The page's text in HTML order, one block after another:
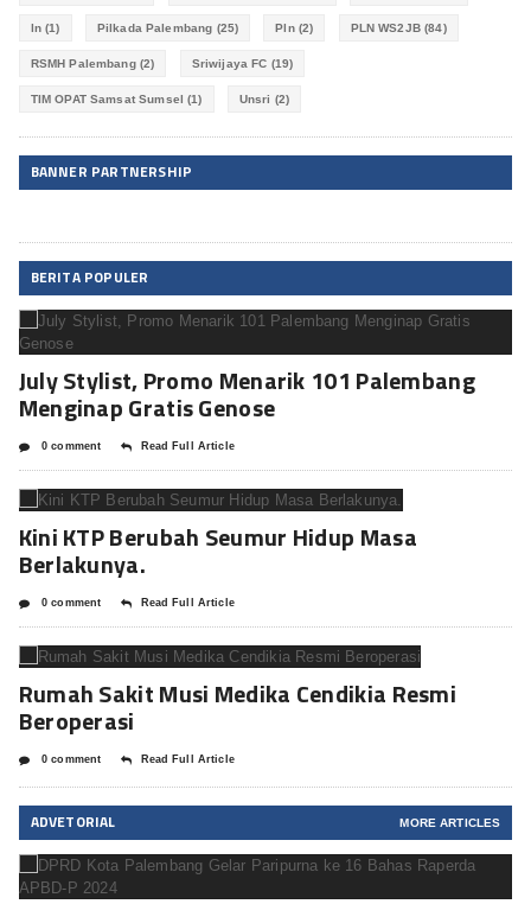
ln (1) Pilkada Palembang (25) Pln(2) PLN WS2JB(84)
RSMH Palembang(2) Sriwijaya FC (19)
TIM OPAT Samsat Sumsel (1) Unsri (2)
BANNER PARTNERSHIP
BERITA POPULER
July Stylist, Promo Menarik 101 Palembang
Menginap Gratis Genose
0 comment Read Full Article
Kini KTP Berubah Seumur Hidup Masa
Berlakunya.
0 comment Read Full Article
Rumah Sakit Musi Medika Cendikia Resmi
Beroperasi
0 comment Read Full Article
ADVETORIAL MORE ARTICLES